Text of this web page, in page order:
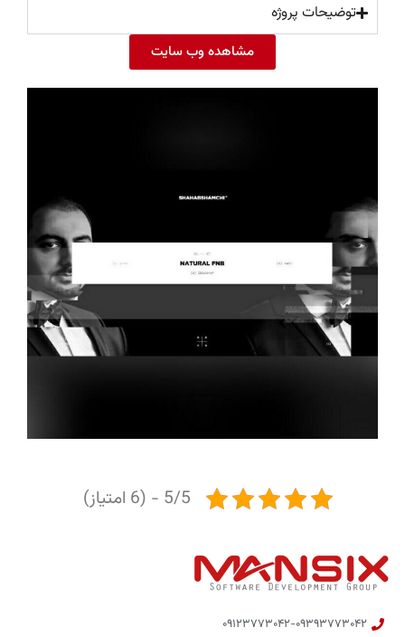
توضیحات پروژه
مشاهده وب سایت
5/5 - (6 امتیاز)
۰۹۱۲۳۷۷۳۰۴۲-۰۹۳۹۳۷۷۳۰۴۲